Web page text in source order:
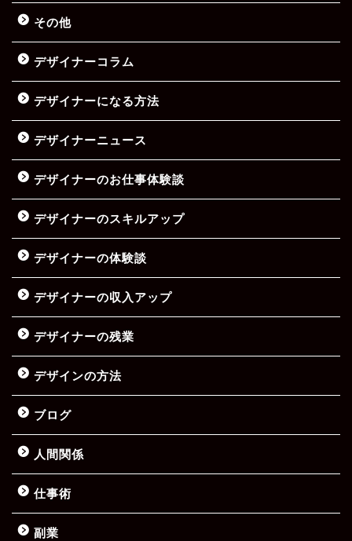
その他
デザイナーコラム
デザイナーになる方法
デザイナーニュース
デザイナーのお仕事体験談
デザイナーのスキルアップ
デザイナーの体験談
デザイナーの収入アップ
デザイナーの残業
デザインの方法
ブログ
人間関係
仕事術
副業